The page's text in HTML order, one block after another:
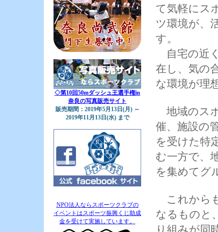
◇第10回50mダッシュ王選手権in
奈良の写真販売サイト
販売期間：2019年5月13日(月) ～
2019年11月13日(水) まで
NPO法人ならスポーツクラブの
イベントはスポーツ振興くじ助成
金を受けて実施しています。
て気軽にス
ツ環境が、
す。
自宅の近
在し、気の
な環境が理
地域のス
催、施設の
を受けた特
む一方で、
を集めてグ
これから
なるものと
り組みが同